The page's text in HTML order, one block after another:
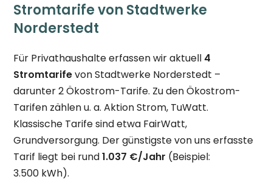
Stromtarife von Stadtwerke
Norderstedt
Für Privathaushalte erfassen wir aktuell 4
Stromtarifevon Stadtwerke Norderstedt –
darunter 2 Ökostrom-Tarife. Zu den Ökostrom-
Tarifen zählen u. a. Aktion Strom, TuWatt.
Klassische Tarife sind etwa FairWatt,
Grundversorgung. Der günstigste von uns erfasste
Tarif liegt bei rund1.037 €/Jahr (Beispiel:
3.500 kWh).